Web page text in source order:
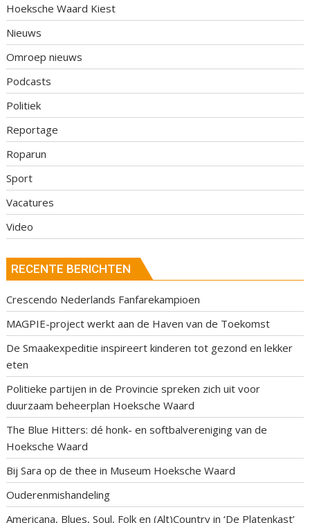
Hoeksche Waard Kiest
Nieuws
Omroep nieuws
Podcasts
Politiek
Reportage
Roparun
Sport
Vacatures
Video
RECENTE BERICHTEN
Crescendo Nederlands Fanfarekampioen
MAGPIE-project werkt aan de Haven van de Toekomst
De Smaakexpeditie inspireert kinderen tot gezond en lekker
eten
Politieke partijen in de Provincie spreken zich uit voor
duurzaam beheerplan Hoeksche Waard
The Blue Hitters: dé honk- en softbalvereniging van de
Hoeksche Waard
Bij Sara op de thee in Museum Hoeksche Waard
Ouderenmishandeling
Americana, Blues, Soul, Folk en (Alt)Country in ‘De Platenkast’